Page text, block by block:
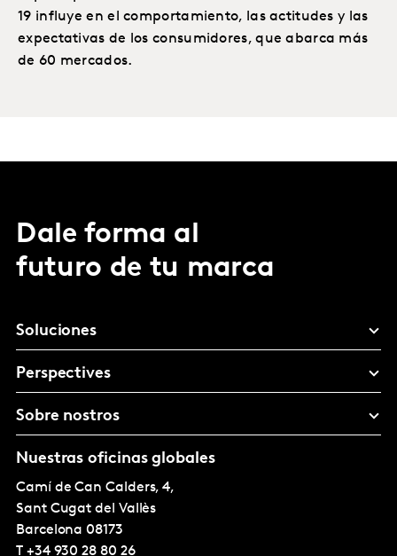
19 influye en el comportamiento, las actitudes y las
expectativas de los consumidores, que abarca más
de 60 mercados.
Dale forma al
futuro de tu marca
Soluciones
Perspectives
Sobre nostros
Nuestras oficinas globales
Camí de Can Calders, 4,
Sant Cugat del Vallès
Barcelona 08173
T +34 930 28 80 26